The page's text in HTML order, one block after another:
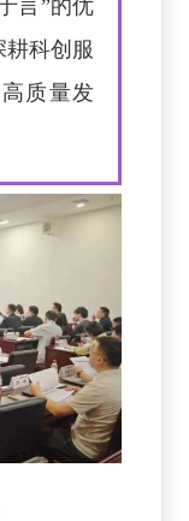
言”的优
科创服
质量发